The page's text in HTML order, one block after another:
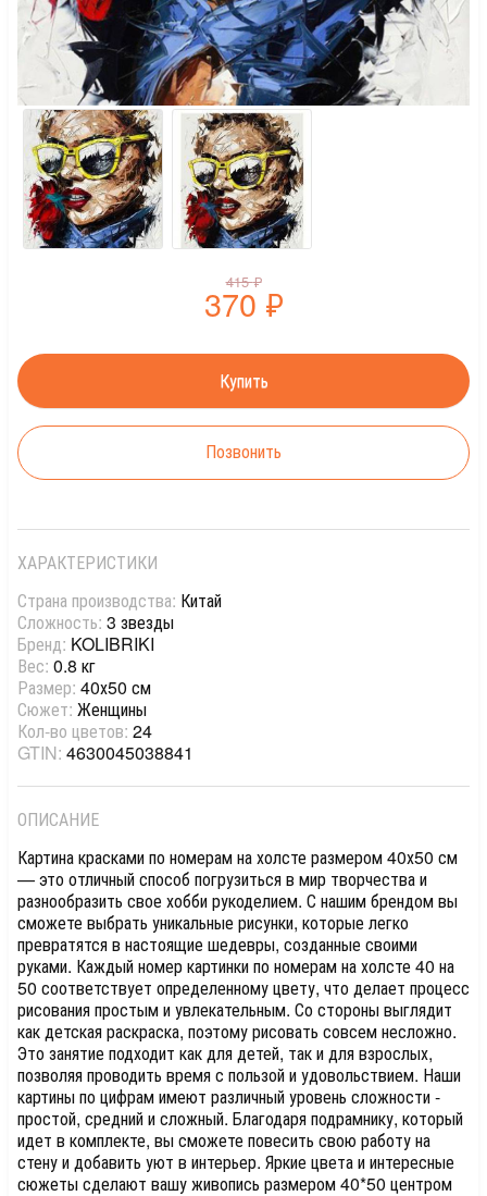
415₽
370 ₽
Позвонить
ХАРАКТЕРИСТИКИ
Страна производства: Китай
Сложность: 3 звезды
Бренд: KOLIBRIKI
Вес: 0.8 кг
Размер: 40х50 см
Сюжет: Женщины
Кол-во цветов: 24
GTIN: 4630045038841
ОПИСАНИЕ
Картина красками по номерам на холсте размером 40х50 см
— это отличный способ погрузиться в мир творчества и
разнообразить свое хобби рукоделием. С нашим брендом вы
сможете выбрать уникальные рисунки, которые легко
превратятся в настоящие шедевры, созданные своими
руками. Каждый номер картинки по номерам на холсте 40 на
50 соответствует определенному цвету, что делает процесс
рисования простым и увлекательным. Со стороны выглядит
как детская раскраска, поэтому рисовать совсем несложно.
Это занятие подходит как для детей, так и для взрослых,
позволяя проводить время с пользой и удовольствием. Наши
картины по цифрам имеют различный уровень сложности -
простой, средний и сложный. Благодаря подрамнику, который
идет в комплекте, вы сможете повесить свою работу на
стену и добавить уют в интерьер. Яркие цвета и интересные
сюжеты сделают вашу живопись размером 40*50 центром